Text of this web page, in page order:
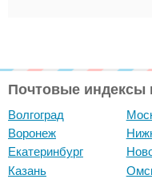
Почтовые индексы
Волгоград
Воронеж
Екатеринбург
Казань